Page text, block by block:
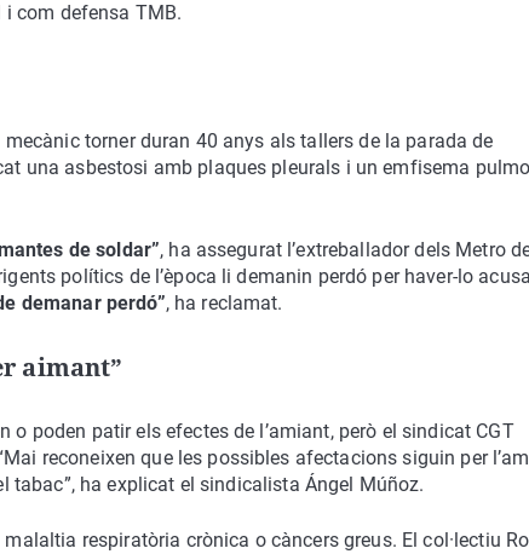
com defensa TMB.
torner duran 40 anys als tallers de la parada de
una asbestosi amb plaques pleurals i un emfisema
de soldar”, ha assegurat l’extreballador dels Metro
polítics de l’època li demanin perdó per haver-lo
demanar perdó”, ha reclamat.
aimant”
o poden patir els efectes de l’amiant, però el sindicat CGT
reconeixen que les possibles afectacions siguin per
tabac”, ha explicat el sindicalista Ángel Múñoz.
respiratòria crònica o càncers greus. El col·lectiu